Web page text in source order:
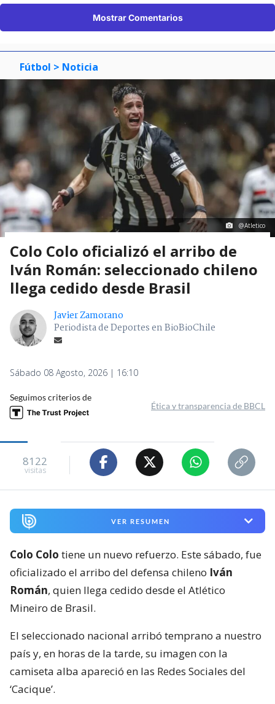
Mostrar Comentarios
Fútbol > Noticia
@Atletico
Colo Colo oficializó el arribo de
Iván Román: seleccionado chileno
llega cedido desde Brasil
Javier Zamorano
Periodista de Deportes en BioBioChile
Sábado 08 Agosto, 2026 | 16:10
Seguimos criterios de
Ética y transparencia de BBCL
8122
visitas
VER RESUMEN
Colo Colo tiene un nuevo refuerzo. Este sábado, fue
oficializado el arribo del defensa chileno Iván
Román, quien llega cedido desde el Atlético
Mineiro de Brasil.
El seleccionado nacional arribó temprano a nuestro
país y, en horas de la tarde, su imagen con la
camiseta alba apareció en las Redes Sociales del
‘Cacique’.